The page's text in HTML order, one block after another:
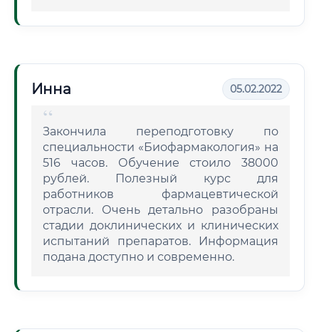
Инна 05.02.2022
Закончила переподготовку по
специальности «Биофармакология» на
516 часов. Обучение стоило 38000
рублей. Полезный курс для
работников фармацевтической
отрасли. Очень детально разобраны
стадии доклинических и клинических
испытаний препаратов. Информация
подана доступно и современно.